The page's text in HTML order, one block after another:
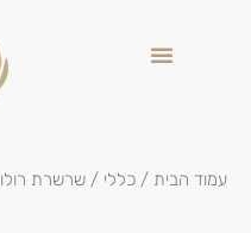
עמוד הבית / כללי / שרשרת רולו 3 מ”מ מפליז